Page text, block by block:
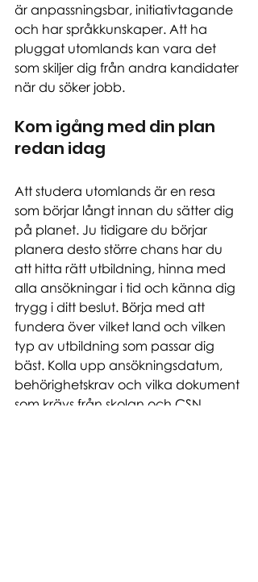
är anpassningsbar, initiativtagande
och har språkkunskaper. Att ha
pluggat utomlands kan vara det
som skiljer dig från andra kandidater
när du söker jobb.
Kom igång med din plan
redan idag
Att studera utomlands är en resa
som börjar långt innan du sätter dig
på planet. Ju tidigare du börjar
planera desto större chans har du
att hitta rätt utbildning, hinna med
alla ansökningar i tid och känna dig
trygg i ditt beslut. Börja med att
fundera över vilket land och vilken
typ av utbildning som passar dig
bäst. Kolla upp ansökningsdatum,
behörighetskrav och vilka dokument
som krävs från skolan och CSN.